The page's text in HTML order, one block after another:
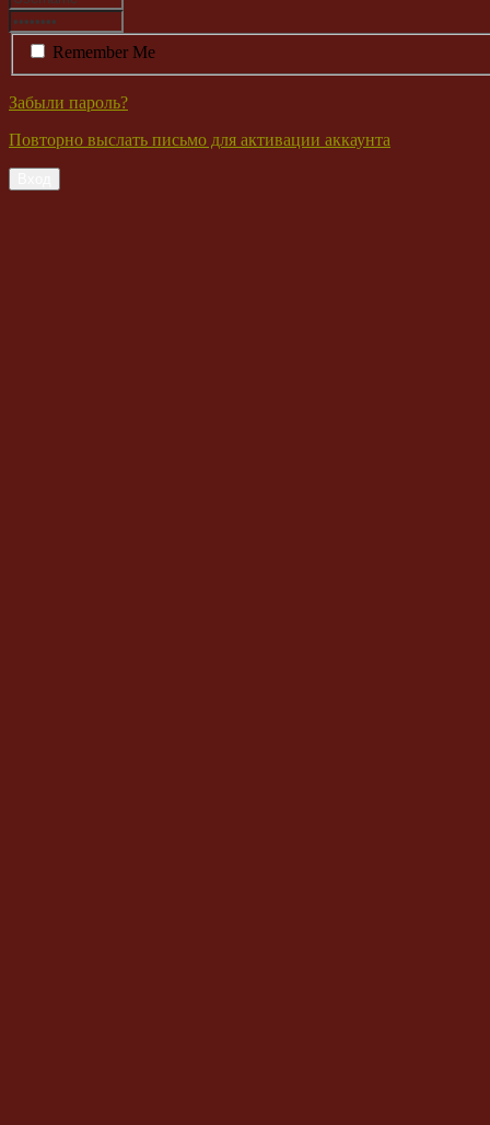
Remember Me
Забыли пароль?
Повторно выслать письмо для активации аккаунта